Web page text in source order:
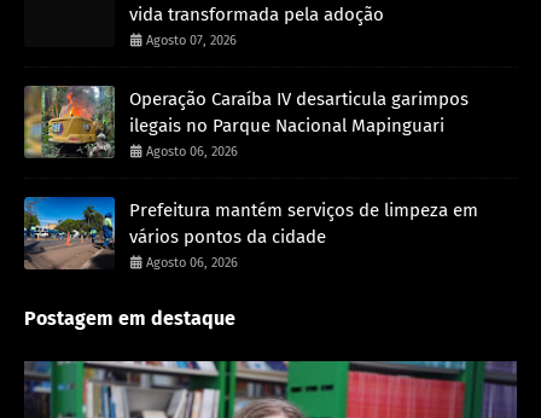
vida transformada pela adoção
Agosto 07, 2026
Operação Caraíba IV desarticula garimpos
ilegais no Parque Nacional Mapinguari
Agosto 06, 2026
Prefeitura mantém serviços de limpeza em
vários pontos da cidade
Agosto 06, 2026
Postagem em destaque